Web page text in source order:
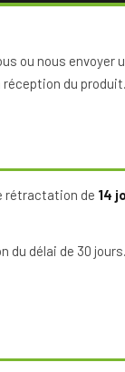
ou nous envoyer
réception du produit.
rétractation de 14
du délai de 30